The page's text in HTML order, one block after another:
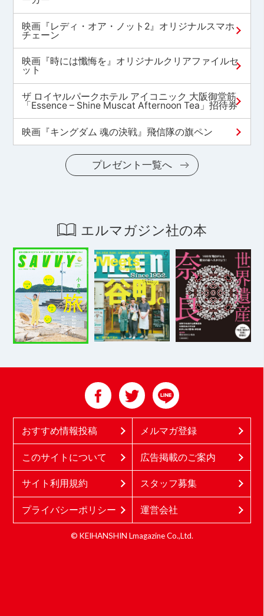
映画『レディ・オア・ノット2』オリジナルスマホ
チェーン
映画『時には懺悔を』オリジナルクリアファイルセ
ット
ザ ロイヤルパークホテル アイコニック 大阪御堂筋
「Essence – Shine Muscat Afternoon Tea」招待券
映画『キングダム 魂の決戦』飛信隊の旗ペン
プレゼント一覧へ
エルマガジン社の本
おすすめ情報投稿 メルマガ登録
このサイトについて 広告掲載のご案内
サイト利用規約 スタッフ募集
プライバシーポリシー 運営会社
© KEIHANSHIN Lmagazine Co.,Ltd.